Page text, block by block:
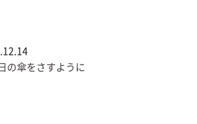
の傘をさすように